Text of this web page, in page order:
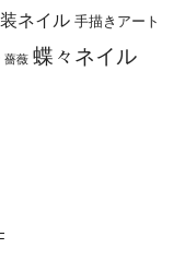
ネイル 手描きアート
薔薇 蝶々ネイル